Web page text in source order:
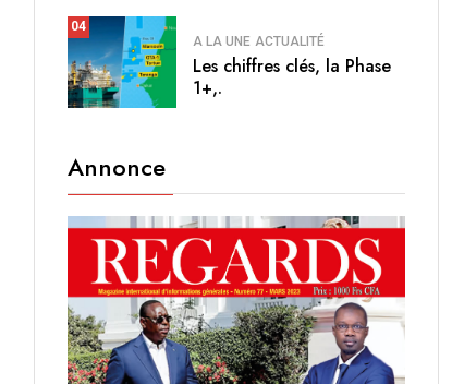
04
A LA UNE ACTUALITÉ
Les chiffres clés, la Phase
1+,.
Annonce